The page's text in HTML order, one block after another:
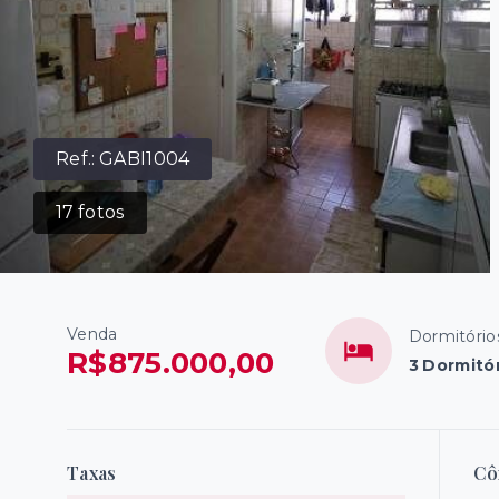
Ref.:GABI1004
17 fotos
Venda
R$875.000,00
3
Taxas